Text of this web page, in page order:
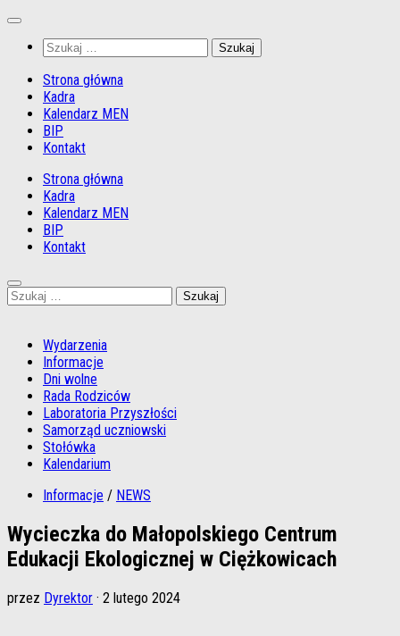
Przejdź
treści
Szukaj:
Strona główna
Kadra
Kalendarz MEN
BIP
Kontakt
Strona główna
Kadra
Kalendarz MEN
BIP
Kontakt
Szukaj:
Wydarzenia
Informacje
Dni wolne
Rada Rodziców
Laboratoria Przyszłości
Samorząd uczniowski
Stołówka
Kalendarium
Informacje / NEWS
Wycieczka do Małopolskiego Centrum
Edukacji Ekologicznej w Ciężkowicach
przez Dyrektor · 2 lutego 2024